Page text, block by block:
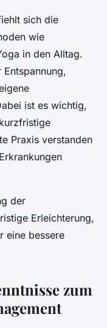
sich die
wie
in den Alltag.
ist es wichtig,
Praxis verstanden
der
Erleichterung,
eine bessere
zum